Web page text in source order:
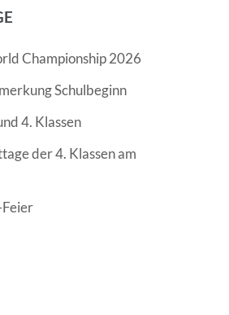
Championship 2026
Schulbeginn
4. Klassen
der 4. Klassen am